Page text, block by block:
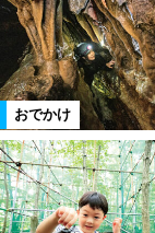
富岡町
広野町
郡山市
おでかけ